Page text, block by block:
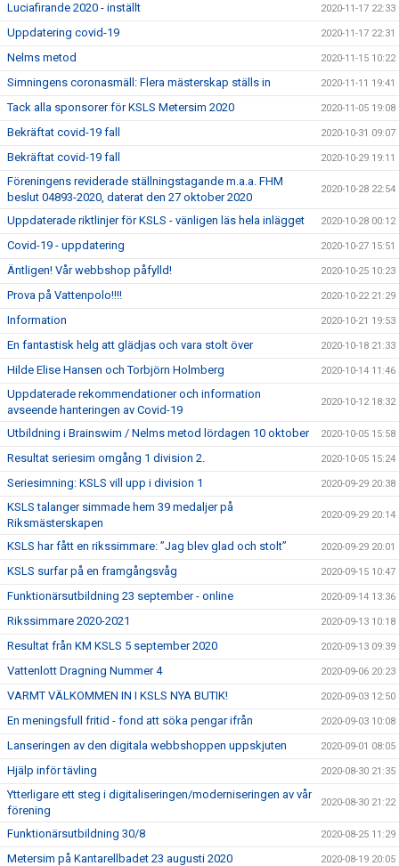
Luciafirande 2020 - inställt 2020-11-17 22:33
Uppdatering covid-19 2020-11-17 22:31
Nelms metod 2020-11-15 10:22
Simningens coronasmäll: Flera mästerskap ställs in 2020-11-11 19:41
Tack alla sponsorer för KSLS Metersim 2020 2020-11-05 19:08
Bekräftat covid-19 fall 2020-10-31 09:07
Bekräftat covid-19 fall 2020-10-29 19:11
Föreningens reviderade ställningstagande m.a.a. FHM
beslut 04893-2020, daterat den 27 oktober 2020
2020-10-28 22:54
Uppdaterade riktlinjer för KSLS - vänligen läs hela inlägget 2020-10-28 00:12
Covid-19 - uppdatering 2020-10-27 15:51
Äntligen! Vår webbshop påfylld! 2020-10-25 10:23
Prova på Vattenpolo!!!! 2020-10-22 21:29
Information 2020-10-21 19:53
En fantastisk helg att glädjas och vara stolt över 2020-10-18 21:33
Hilde Elise Hansen och Torbjörn Holmberg 2020-10-14 11:46
Uppdaterade rekommendationer och information
avseende hanteringen av Covid-19
2020-10-12 18:32
Utbildning i Brainswim / Nelms metod lördagen 10 oktober 2020-10-05 15:58
Resultat seriesim omgång 1 division 2. 2020-10-05 15:24
Seriesimning: KSLS vill upp i division 1 2020-09-29 20:38
KSLS talanger simmade hem 39 medaljer på
Riksmästerskapen
2020-09-29 20:14
KSLS har fått en rikssimmare: ”Jag blev glad och stolt” 2020-09-29 20:01
KSLS surfar på en framgångsvåg 2020-09-15 10:47
Funktionärsutbildning 23 september - online 2020-09-14 13:36
Rikssimmare 2020-2021 2020-09-13 10:18
Resultat från KM KSLS 5 september 2020 2020-09-13 09:39
Vattenlott Dragning Nummer 4 2020-09-06 20:23
VARMT VÄLKOMMEN IN I KSLS NYA BUTIK! 2020-09-03 12:50
En meningsfull fritid - fond att söka pengar ifrån 2020-09-03 10:08
Lanseringen av den digitala webbshoppen uppskjuten 2020-09-01 08:05
Hjälp inför tävling 2020-08-30 21:35
Ytterligare ett steg i digitaliseringen/moderniseringen av vår
förening
2020-08-30 21:22
Funktionärsutbildning 30/8 2020-08-25 11:29
Metersim på Kantarellbadet 23 augusti 2020 2020-08-19 20:05